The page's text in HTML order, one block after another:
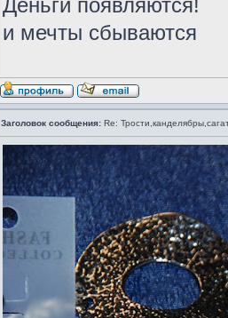
Деньги появляются!
и мечты сбываются
Заголовок сообщения: Re: